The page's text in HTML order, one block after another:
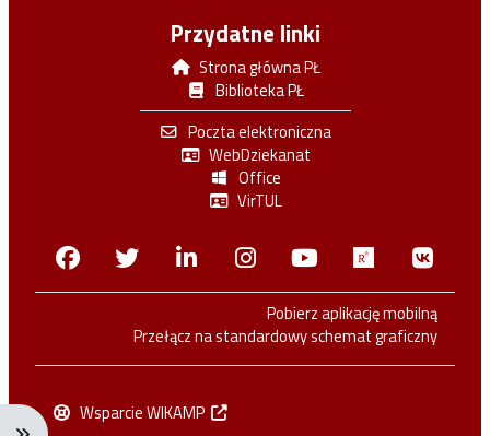
Przydatne linki
Strona główna PŁ
Biblioteka PŁ
Poczta elektroniczna
WebDziekanat
Office
VirTUL
FacebookTwitterLinkedinInstagram
Youtube
Pobierz aplikację mobilną
Przełącz na standardowy schemat graficzny
Wsparcie WIKAMP